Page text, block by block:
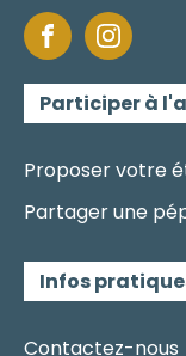
Participer à
Proposer votre
Partager une
Infos
Contactez-nous